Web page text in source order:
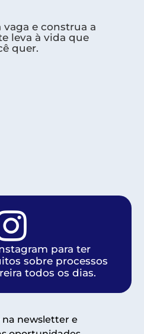
e construa a
leva à vida que
quer.
para ter
sobre processos
todos os dias.
na newsletter e